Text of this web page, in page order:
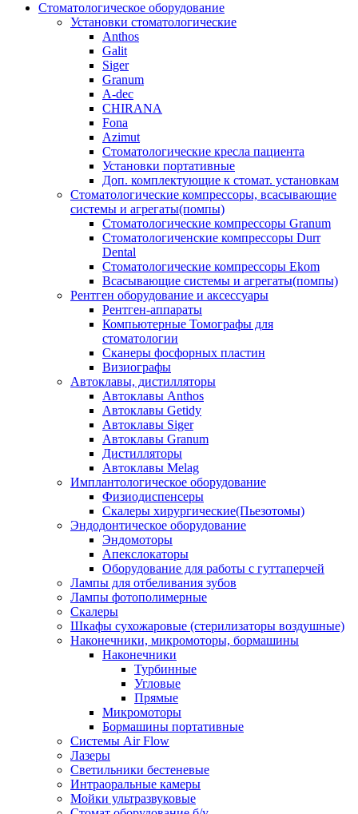
Стоматологическое оборудование
Установки стоматологические
Anthos
Galit
Siger
Granum
A-dec
CHIRANA
Fona
Azimut
Стоматологические кресла пациента
Установки портативные
Доп. комплектующие к стомат. установкам
Стоматологические компрессоры, всасывающие
системы и агрегаты(помпы)
Стоматологические компрессоры Granum
Стоматологиченские компрессоры Durr
Dental
Стоматологические компрессоры Ekom
Всасывающие системы и агрегаты(помпы)
Рентген оборудование и аксессуары
Рентген-аппараты
Компьютерные Томографы для
стоматологии
Сканеры фосфорных пластин
Визиографы
Автоклавы, дистилляторы
Автоклавы Anthos
Автоклавы Getidy
Автоклавы Siger
Автоклавы Granum
Дистилляторы
Автоклавы Melag
Имплантологическое оборудование
Физиодиспенсеры
Скалеры хирургические(Пьезотомы)
Эндодонтическое оборудование
Эндомоторы
Апекслокаторы
Оборудование для работы с гуттаперчей
Лампы для отбеливания зубов
Лампы фотополимерные
Скалеры
Шкафы сухожаровые (стерилизаторы воздушные)
Наконечники, микромоторы, бормашины
Наконечники
Турбинные
Угловые
Прямые
Микромоторы
Бормашины портативные
Системы Air Flow
Лазеры
Светильники бестеневые
Интраоральные камеры
Мойки ультразвуковые